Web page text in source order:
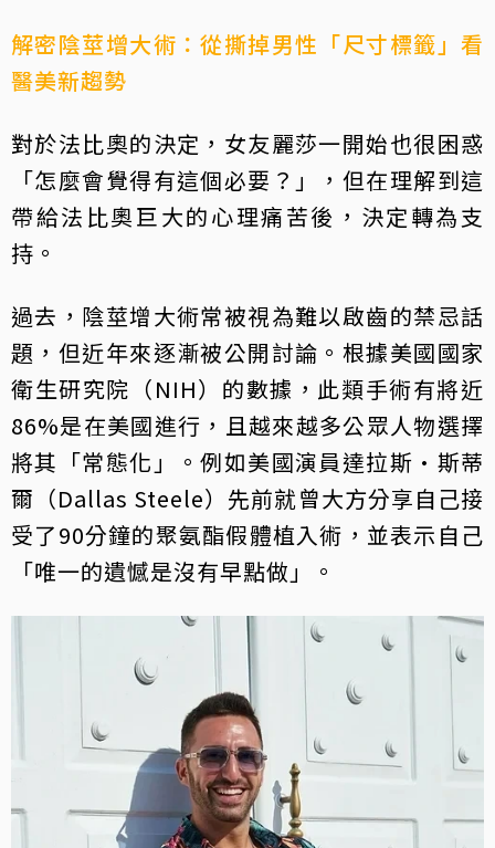
解密陰莖增大術：從撕掉男性「尺寸標籤」看
醫美新趨勢
對於法比奧的決定，女友麗莎一開始也很困惑
「怎麼會覺得有這個必要？」，但在理解到這
帶給法比奧巨大的心理痛苦後，決定轉為支
持。
過去，陰莖增大術常被視為難以啟齒的禁忌話
題，但近年來逐漸被公開討論。根據美國國家
衛生研究院（NIH）的數據，此類手術有將近
86%是在美國進行，且越來越多公眾人物選擇
將其「常態化」。例如美國演員達拉斯·斯蒂
爾（Dallas Steele）先前就曾大方分享自己接
受了90分鐘的聚氨酯假體植入術，並表示自己
「唯一的遺憾是沒有早點做」。